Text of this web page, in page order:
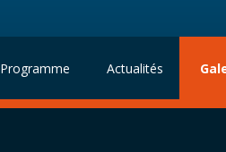
Programme Actualités